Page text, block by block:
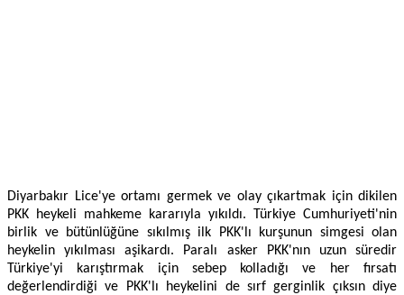
Diyarbakır Lice'ye ortamı germek ve olay çıkartmak için dikilen
PKK heykeli mahkeme kararıyla yıkıldı. Türkiye Cumhuriyeti'nin
birlik ve bütünlüğüne sıkılmış ilk PKK'lı kurşunun simgesi olan
heykelin yıkılması aşikardı. Paralı asker PKK'nın uzun süredir
Türkiye'yi karıştırmak için sebep kolladığı ve her fırsatı
değerlendirdiği ve PKK'lı heykelini de sırf gerginlik çıksın diye